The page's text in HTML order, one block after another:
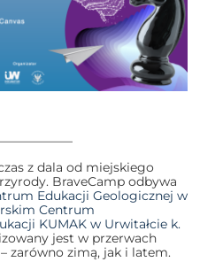
z dala od miejskiego
BraveCamp odbywa
Edukacji Geologicznej w
Centrum
KUMAK w Urwitałcie k.
jest w przerwach
zarówno zimą, jak i latem.